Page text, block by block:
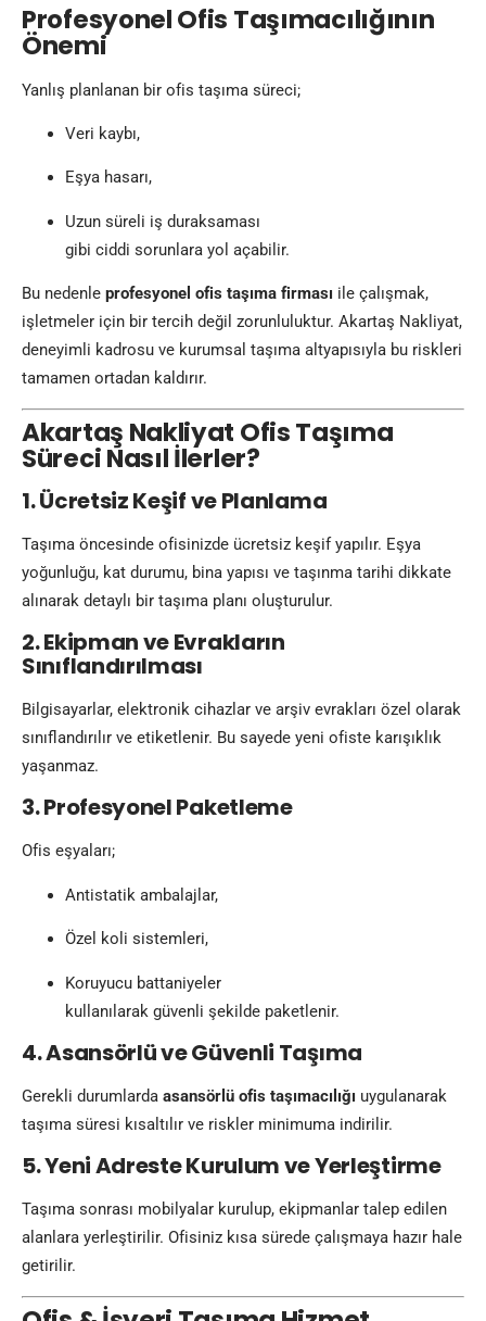
Profesyonel Ofis Taşımacılığının
Önemi
Yanlış planlanan bir ofis taşıma süreci;
Veri kaybı,
Eşya hasarı,
Uzun süreli iş duraksaması
gibi ciddi sorunlara yol açabilir.
Bu nedenle profesyonel ofis taşıma firması ile çalışmak,
işletmeler için bir tercih değil zorunluluktur. Akartaş Nakliyat,
deneyimli kadrosu ve kurumsal taşıma altyapısıyla bu riskleri
tamamen ortadan kaldırır.
Akartaş Nakliyat Ofis Taşıma
Süreci Nasıl İlerler?
1. Ücretsiz Keşif ve Planlama
Taşıma öncesinde ofisinizde ücretsiz keşif yapılır. Eşya
yoğunluğu, kat durumu, bina yapısı ve taşınma tarihi dikkate
alınarak detaylı bir taşıma planı oluşturulur.
2. Ekipman ve Evrakların
Sınıflandırılması
Bilgisayarlar, elektronik cihazlar ve arşiv evrakları özel olarak
sınıflandırılır ve etiketlenir. Bu sayede yeni ofiste karışıklık
yaşanmaz.
3. Profesyonel Paketleme
Ofis eşyaları;
Antistatik ambalajlar,
Özel koli sistemleri,
Koruyucu battaniyeler
kullanılarak güvenli şekilde paketlenir.
4. Asansörlü ve Güvenli Taşıma
Gerekli durumlarda asansörlü ofis taşımacılığı uygulanarak
taşıma süresi kısaltılır ve riskler minimuma indirilir.
5. Yeni Adreste Kurulum ve Yerleştirme
Taşıma sonrası mobilyalar kurulup, ekipmanlar talep edilen
alanlara yerleştirilir. Ofisiniz kısa sürede çalışmaya hazır hale
getirilir.